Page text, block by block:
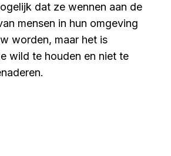
dat ze wennen aan de
mensen in hun omgeving
worden, maar het is
wild te houden en niet te